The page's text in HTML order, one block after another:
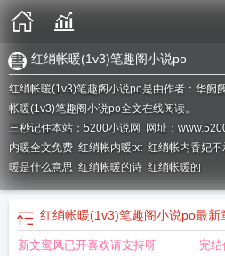
红绡帐暖(1v3)笔趣阁小说po
红绡帐暖(1v3)笔趣阁小说po是由作者：华阙
帐暖(1v3)笔趣阁小说po全文在线阅读。
三秒记住本站：5200小说网 网址：
内暖全文免费 红绡帐内暖txt 红绡帐内香妃不
暖是什么意思 红绡帐暖的诗 红绡帐暖的
红绡帐暖(1v3)笔趣阁小说po最新
新文鸾凤已开喜欢请支持呀 完